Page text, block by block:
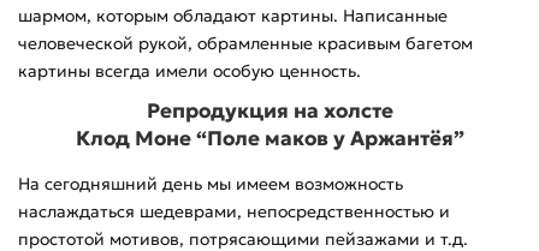
шармом, которым обладают картины. Написанные
человеческой рукой, обрамленные красивым багетом
картины всегда имели особую ценность.
Репродукция на холсте
Клод Моне “Поле маков у Аржантёя”
На сегодняшний день мы имеем возможность
наслаждаться шедеврами, непосредственностью и
простотой мотивов, потрясающими пейзажами и т.д.